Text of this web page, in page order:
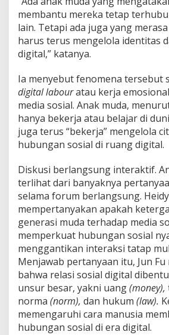
membantu mereka tetap
lain. Tetapi ada juga yang
harus terus mengelola identitas
digital,” katanya.
Ia menyebut fenomena tersebut
digital labouratau kerja
media sosial. Anak muda,
hanya bekerja atau belajar di
juga terus “bekerja” mengelola
hubungan sosial di ruang digital.
Diskusi berlangsung interaktif.
terlihat dari banyaknya
selama forum berlangsung.
mempertanyakan apakah
generasi muda terhadap media
memperkuat hubungan sosial
menggantikan interaksi tatap
Menjawab pertanyaan itu, Jun Fu
bahwa relasi sosial digital
unsur besar, yakni uang(money),
norma (norm), dan hukum (law).
memengaruhi cara manusia
hubungan sosial di era digital.